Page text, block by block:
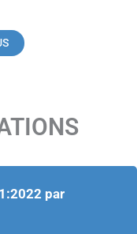
par